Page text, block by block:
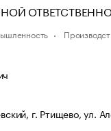
г. Ртищево, ул.